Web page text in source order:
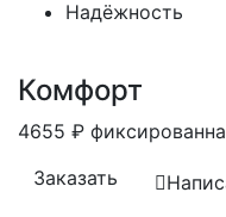
Надёжность
Комфорт
4655 ₽
Заказать